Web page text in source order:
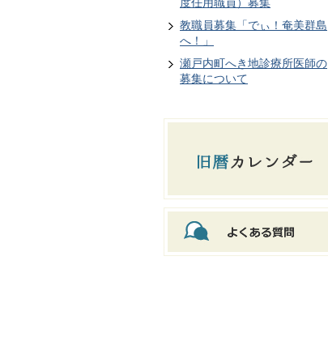
教職員募集「でぃ！奄美群島
へ！」
瀬戸内町へき地診療所医師の
募集について